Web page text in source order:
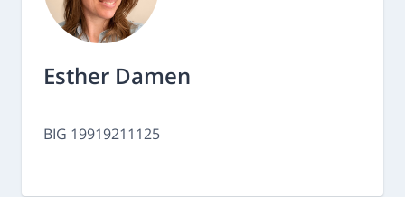
Esther Damen
BIG 19919211125